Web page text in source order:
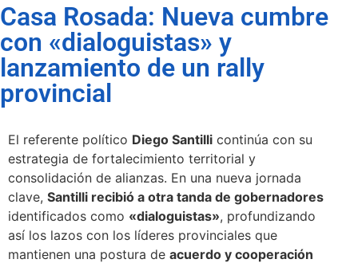
Casa Rosada: Nueva cumbre
con «dialoguistas» y
lanzamiento de un rally
provincial
El referente político Diego Santilli continúa con su
estrategia de fortalecimiento territorial y
consolidación de alianzas. En una nueva jornada
clave, Santilli recibió a otra tanda de gobernadores
identificados como «dialoguistas», profundizando
así los lazos con los líderes provinciales que
mantienen una postura de acuerdo y cooperación